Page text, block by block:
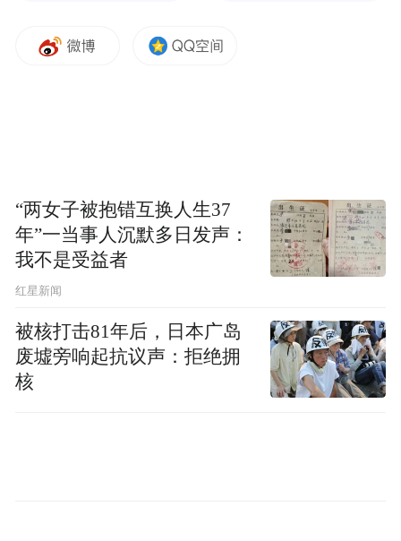
一份靓丽的年报。不过，横向比较，蓝帆医
约17.6亿元。此前，蓝帆医疗曾预计2020年
净利润为30亿元至34亿元。
伴随着商誉的大幅减值，蓝帆医疗的转型充
满不确定性。在市场人士看来，蓝帆医疗丧
失了扩张的最有利时机。未来，这家以手套
起家的公司能否真正走出令人称道的转型路
“两女子被抱错互换人生37
年”一当事人沉默多日发声：
我不是受益者
红星新闻
被核打击81年后，日本广岛
废墟旁响起抗议声：拒绝拥
核